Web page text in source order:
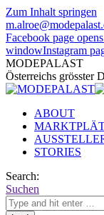
Zum Inhalt springen
Facebook page
windowInstagram
MODEPALAST
Österreichs grösster
ABOUT
STORIES
Search:
Suchen